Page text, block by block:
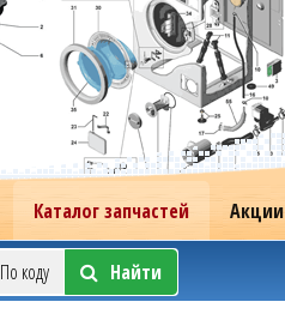
Каталог запчастей Акции
По коду Найти